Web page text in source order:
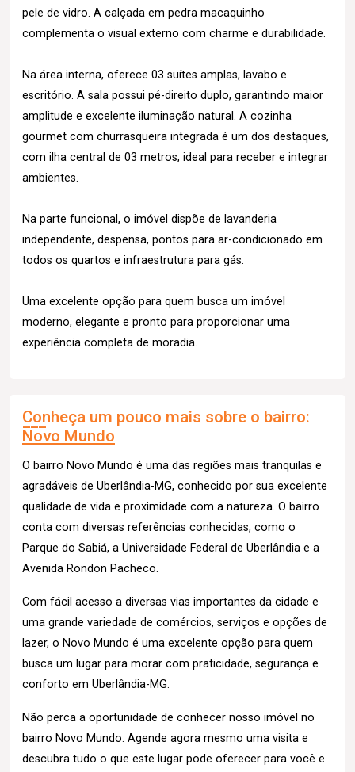
pele de vidro. A calçada em pedra macaquinho
complementa o visual externo com charme e durabilidade.
Na área interna, oferece 03 suítes amplas, lavabo e
escritório. A sala possui pé-direito duplo, garantindo maior
amplitude e excelente iluminação natural. A cozinha
gourmet com churrasqueira integrada é um dos destaques,
com ilha central de 03 metros, ideal para receber e integrar
ambientes.
Na parte funcional, o imóvel dispõe de lavanderia
independente, despensa, pontos para ar-condicionado em
todos os quartos e infraestrutura para gás.
Uma excelente opção para quem busca um imóvel
moderno, elegante e pronto para proporcionar uma
experiência completa de moradia.
Conheça um pouco mais sobre o bairro:
Novo Mundo
O bairro Novo Mundo é uma das regiões mais tranquilas e
agradáveis de Uberlândia-MG, conhecido por sua excelente
qualidade de vida e proximidade com a natureza. O bairro
conta com diversas referências conhecidas, como o
Parque do Sabiá, a Universidade Federal de Uberlândia e a
Avenida Rondon Pacheco.
Com fácil acesso a diversas vias importantes da cidade e
uma grande variedade de comércios, serviços e opções de
lazer, o Novo Mundo é uma excelente opção para quem
busca um lugar para morar com praticidade, segurança e
conforto em Uberlândia-MG.
Não perca a oportunidade de conhecer nosso imóvel no
bairro Novo Mundo. Agende agora mesmo uma visita e
descubra tudo o que este lugar pode oferecer para você e